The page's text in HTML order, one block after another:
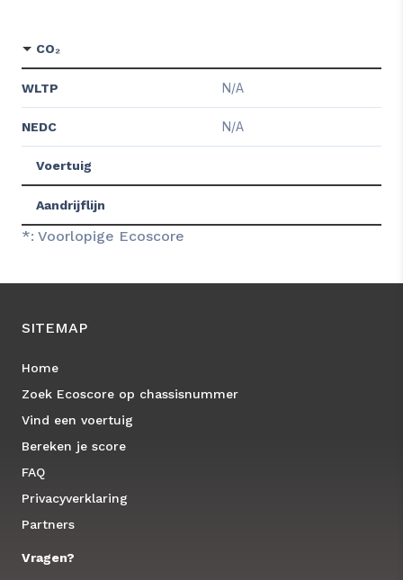
CO₂
WLTP N/A
NEDC N/A
Voertuig
Aandrijflijn
*: Voorlopige Ecoscore
SITEMAP
Home
Zoek Ecoscore op chassisnummer
Vind een voertuig
Bereken je score
FAQ
Privacyverklaring
Partners
Vragen?